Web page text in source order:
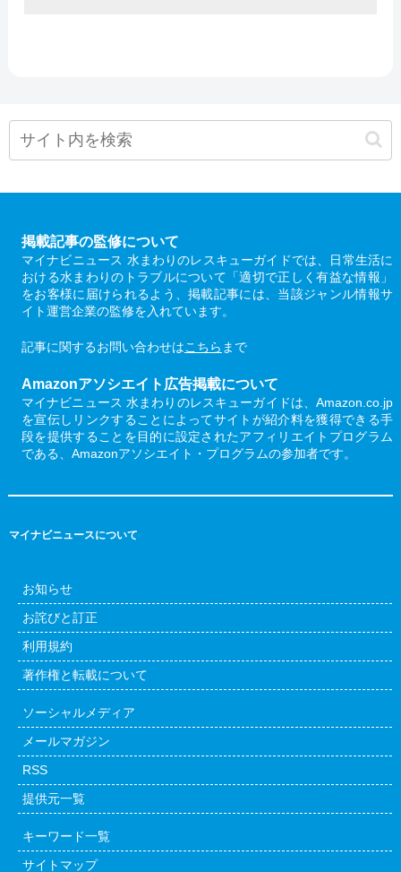
掲載記事の監修について
マイナビニュース 水まわりのレスキューガイドでは、日常生活に
おける水まわりのトラブルについて「適切で正しく有益な情報」
をお客様に届けられるよう、掲載記事には、当該ジャンル情報サ
イト運営企業の監修を入れています。
記事に関するお問い合わせはこちら まで
Amazonアソシエイト広告掲載について
マイナビニュース 水まわりのレスキューガイドは、Amazon.co.jp
を宣伝しリンクすることによってサイトが紹介料を獲得できる手
段を提供することを目的に設定されたアフィリエイトプログラム
である、Amazonアソシエイト・プログラムの参加者です。
マイナビニュースについて
お知らせ
お詫びと訂正
利用規約
著作権と転載について
ソーシャルメディア
メールマガジン
RSS
提供元一覧
キーワード一覧
サイトマップ